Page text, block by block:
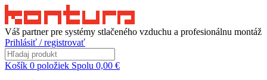
Váš partner pre systémy stlačeného vzduchu a profesionálnu montáž
Prihlásiť / registrovať
Košík 0 položiek Spolu 0,00 €